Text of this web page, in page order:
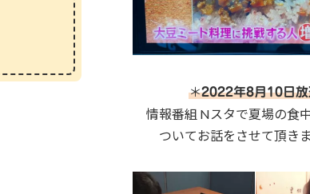
＊2022年8月10日放
情報番組 Nスタで夏場の食
ついてお話をさせて頂きま